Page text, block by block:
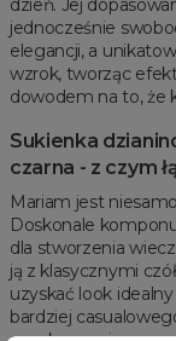
dzień. Jej
jednocześnie
elegancji, a
wzrok, tworząc
dowodem na to, że
Sukienka
czarna - z czym
Mariam jest
Doskonale
dla stworzenia
ją z klasycznymi
uzyskać look
bardziej